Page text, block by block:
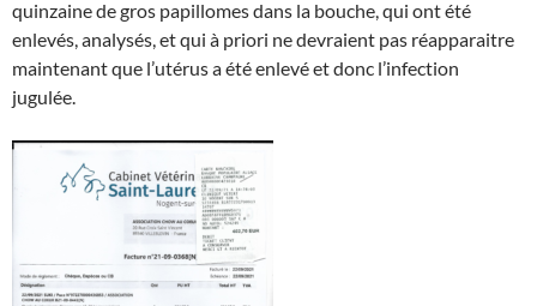
quinzaine de gros papillomes dans la bouche, qui ont été
enlevés, analysés, et qui à priori ne devraient pas réapparaitre
maintenant que l’utérus a été enlevé et donc l’infection
jugulée.